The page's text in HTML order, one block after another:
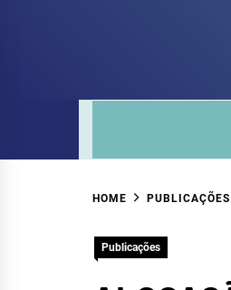
HOME PUBLICAÇÕES
Publicações